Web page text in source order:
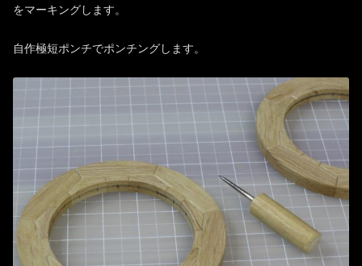
をマーキングします。
自作極短ポンチでポンチングします。